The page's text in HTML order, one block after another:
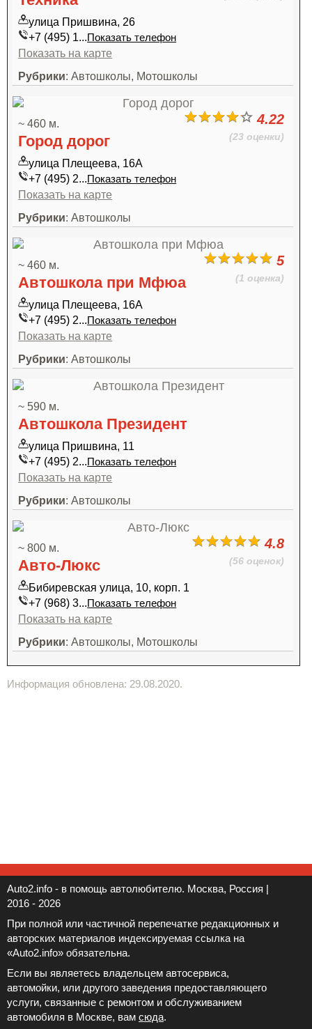
улица Пришвина, 26
+7 (495) 1...Показать телефон
Показать на карте
Рубрики: Автошколы, Мотошколы
4.22
(23 оценки)
~ 460 м.
Город дорог
улица Плещеева, 16А
+7 (495) 2...Показать телефон
Показать на карте
Рубрики: Автошколы
5
(1 оценка)
~ 460 м.
Автошкола при Мфюа
улица Плещеева, 16А
+7 (495) 2...Показать телефон
Показать на карте
Рубрики: Автошколы
~ 590 м.
Автошкола Президент
улица Пришвина, 11
+7 (495) 2...Показать телефон
Показать на карте
Рубрики: Автошколы
4.8
(56 оценок)
~ 800 м.
Авто-Люкс
Бибиревская улица, 10, корп. 1
+7 (968) 3...Показать телефон
Показать на карте
Рубрики: Автошколы, Мотошколы
Информация обновлена: 29.08.2020.
Auto2.info - в помощь автолюбителю. Москва, Россия |
2016 - 2026
При полной или частичной перепечатке редакционных и
авторских материалов индексируемая ссылка на
«Auto2.info» обязательна.
Если вы являетесь владельцем автосервиса,
автомойки, или другого заведения предоставляющего
услуги, связанные с ремонтом и обслуживанием
автомобиля в Москве, вам сюда.